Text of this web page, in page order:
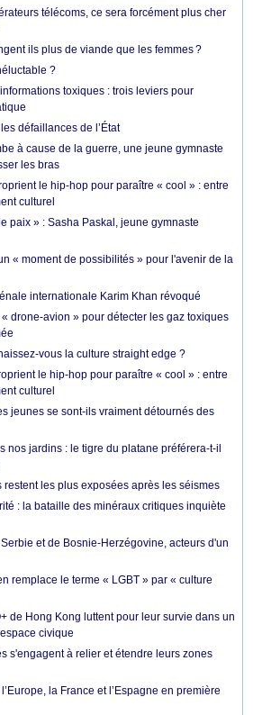
télécoms, ce sera forcément plus cher
ils plus de viande que les femmes ?
?
toxiques : trois leviers pour
défaillances de l’État
à cause de la guerre, une jeune gymnaste
les bras
le hip-hop pour paraître « cool » : entre
culturel
paix » : Sasha Paskal, jeune gymnaste
« moment de possibilités » pour l'avenir de la
internationale Karim Khan révoqué
drone-avion » pour détecter les gaz toxiques
vous la culture straight edge ?
le hip-hop pour paraître « cool » : entre
culturel
jeunes se sont-ils vraiment détournés des
nos jardins : le tigre du platane préférera-t-il
restent les plus exposées après les séismes
: la bataille des minéraux critiques inquiète
et de Bosnie-Herzégovine, acteurs d'un
remplace le terme « LGBT » par « culture
de Hong Kong luttent pour leur survie dans un
civique
s'engagent à relier et étendre leurs zones
la France et l’Espagne en première